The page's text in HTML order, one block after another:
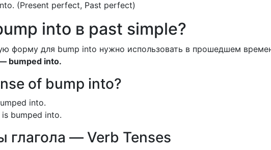
(Present perfect, Past perfect)
into в past simple?
форму для bump into нужно использовать в прошедшем
bumped into.
of bump into?
into.
bumped into.
— Verb Tenses